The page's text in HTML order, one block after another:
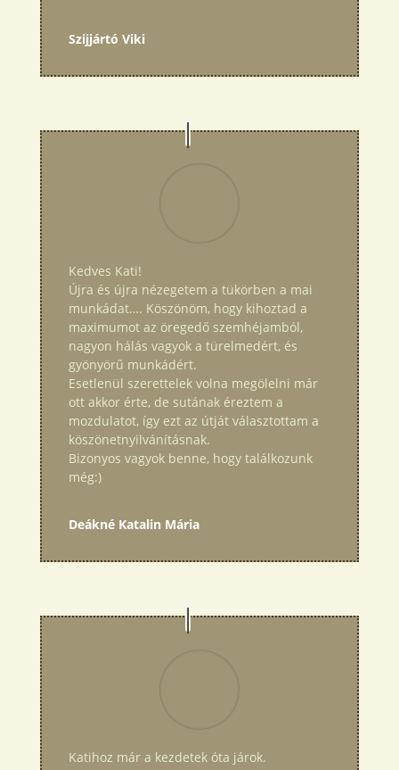
Szijjártó Viki
Kedves Kati!
Újra és újra nézegetem a tükörben a mai
munkádat…. Köszönöm, hogy kihoztad a
maximumot az öregedő szemhéjamból,
nagyon hálás vagyok a türelmedért, és
gyönyörű munkádért.
Esetlenül szerettelek volna megölelni már
ott akkor érte, de sutának éreztem a
mozdulatot, így ezt az útját választottam a
köszönetnyilvánításnak.
Bizonyos vagyok benne, hogy találkozunk
még:)
Deákné Katalin Mária
Katihoz már a kezdetek óta járok.